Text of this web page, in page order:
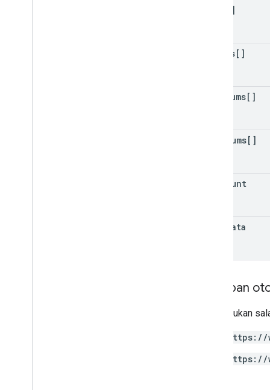
rows[]
totals[]
maximums[]
minimums[]
Count
metadata
Cakupan
Memerlukan
https://
https://